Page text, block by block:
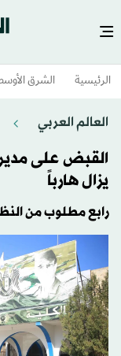
الرئيسية الشرق
العالم العربي
القبض على
يزال هارباً
رابع مطلوب من النظام